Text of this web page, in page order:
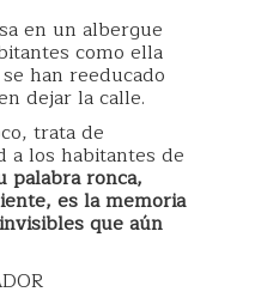
en un albergue
como ella
han reeducado
dejar la calle.
trata de
a los habitantes de
palabra ronca,
es la memoria
que aún